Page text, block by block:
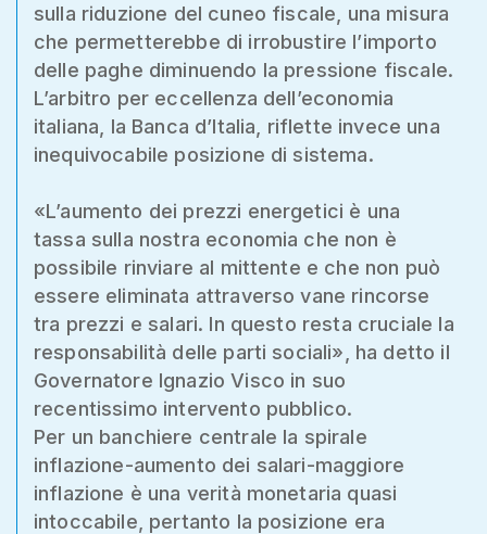
sulla riduzione del cuneo fiscale, una misura
che permetterebbe di irrobustire l’importo
delle paghe diminuendo la pressione fiscale.
L’arbitro per eccellenza dell’economia
italiana, la Banca d’Italia, riflette invece una
inequivocabile posizione di sistema.
«L’aumento dei prezzi energetici è una
tassa sulla nostra economia che non è
possibile rinviare al mittente e che non può
essere eliminata attraverso vane rincorse
tra prezzi e salari. In questo resta cruciale la
responsabilità delle parti sociali», ha detto il
Governatore Ignazio Visco in suo
recentissimo intervento pubblico.
Per un banchiere centrale la spirale
inflazione-aumento dei salari-maggiore
inflazione è una verità monetaria quasi
intoccabile, pertanto la posizione era